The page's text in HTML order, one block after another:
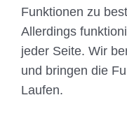
Funktionen zu
Allerdings
jeder Seite. Wir
und bringen die
Laufen.